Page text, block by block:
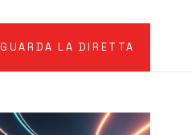
GUARDA LA DIRETTA